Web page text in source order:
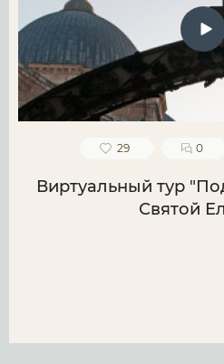
29 0
Виртуальный тур
Святой